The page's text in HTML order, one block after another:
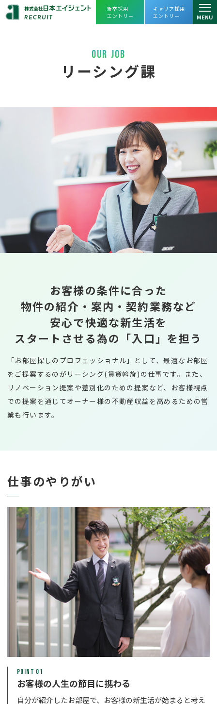
国際事業部
会社を知るトップ
日本エイジェント
agent Awards
代表メッセージ
よくあるご質問
キャリアビジョン・人財育成
働き方改革への取り組み
募集要項
JOIN OUR TEAM
日本エイジェントの未来を一緒に創ってく
れる
仲間を求めています。
みなさんからのご応募お待ちしておりま
す。
キャリア採用エントリー
新卒採用
エントリー
キャリア採用
エントリー
MENU
OUR JOB
リーシング課
お客様の条件に合った
物件の紹介・案内・契約業務など
安心で快適な新生活を
スタートさせる為の 「入口」を担う
「お部屋探しのプロフェッショナル」として、最適なお部屋
をご提案するのがリーシング(賃貸斡旋)の仕事です。また、
リノベーション提案や差別化のための提案など、お客様視点
での提案を通じてオーナー様の不動産収益を高めるための営
業も行います。
仕事のやりがい
POINT 01
お客様の人生の節目に携わる
自分が紹介したお部屋で、お客様の新生活が始まると考え